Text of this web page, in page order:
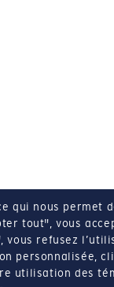
qui nous permet
tout", vous
vous refusez
personnalisée,
utilisation des